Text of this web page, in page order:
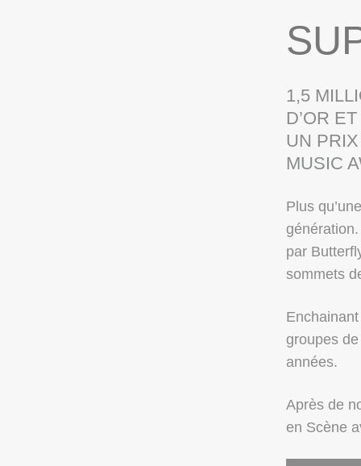
1,5
D’OR
UN
MUSIC
Plus
par
sommets
groupes
années.
Après de
en Scène